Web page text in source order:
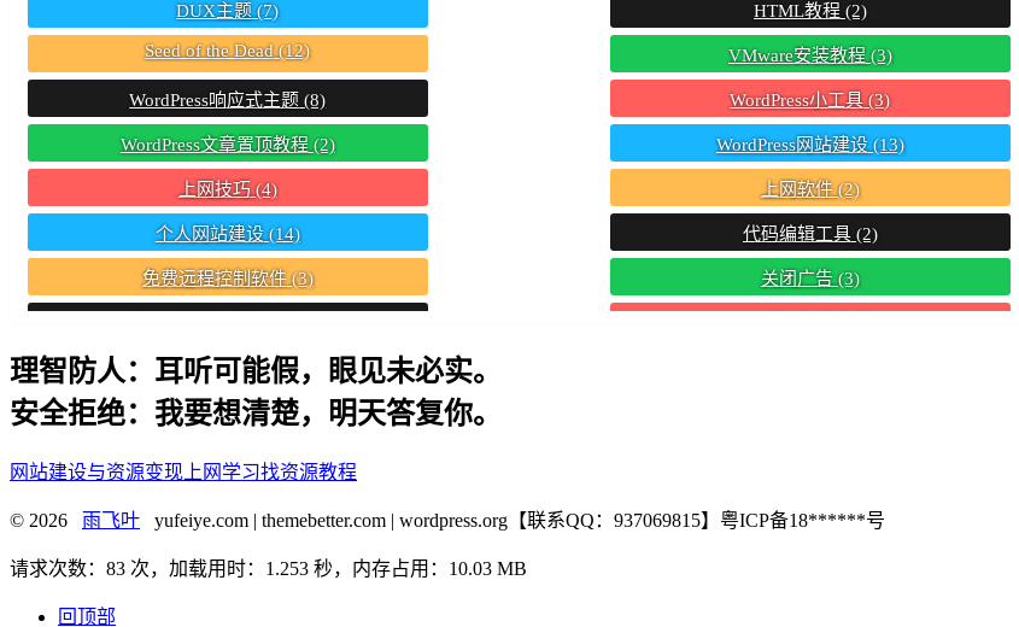
DUX主题 (7) HTML教程(2)
Seed of the Dead(12) VMware安装教程(3)
WordPress响应式主题 (8) WordPress小工具(3)
WordPress文章置顶教程(2) WordPress网站建设(13)
上网技巧(4) 上网软件(2)
个人网站建设(14) 代码编辑工具(2)
免费远程控制软件(3) 关闭广告(3)
建站基础知识(18)
手机浏览器(2)
理智防人：耳听可能假，眼见未必实。
安全拒绝：我要想清楚，明天答复你。
网站建设与资源变现 上网学习找资源教程
© 2026 雨飞叶 yufeiye.com | themebetter.com | wordpress.org【联系QQ：937069815】粤ICP备18******号
请求次数：83 次，加载用时：1.253 秒，内存占用：10.03 MB
回顶部